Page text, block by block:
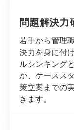
問題解決力
若手から管理
決力を身に付
ルシンキング
か、ケースス
策立案までの
きます。